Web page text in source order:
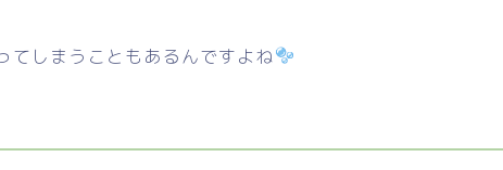
てしまうこともあるんですよね